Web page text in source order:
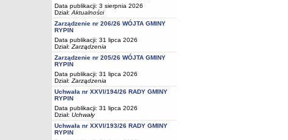
Data publikacji: 3 sierpnia 2026
Dział: Aktualności
Zarządzenie nr 206/26 WÓJTA GMINY
RYPIN
Data publikacji: 31 lipca 2026
Dział: Zarządzenia
Zarządzenie nr 205/26 WÓJTA GMINY
RYPIN
Data publikacji: 31 lipca 2026
Dział: Zarządzenia
Uchwała nr XXVI/194/26 RADY GMINY
RYPIN
Data publikacji: 31 lipca 2026
Dział: Uchwały
Uchwała nr XXVI/193/26 RADY GMINY
RYPIN